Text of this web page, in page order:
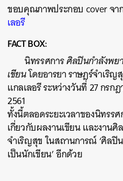
ขอบคุณภาพประกอบ cover จา
เลอรี
FACT BOX:
นิทรรศการศิลปินกำลังพย
เขียนโดยอารยา ราษฎร์จำเริ
แกลเลอรี ระหว่างวันที่ 27 กรก
2561
ทั้งนี้ตลอดระยะเวลาของนิทรร
เกี่ยวกับผลงานเขียน และงานศิ
จำเริญสุข ในสถานการณ์ ‘ศิลปิ
เป็นนักเขียน’ อีกด้วย